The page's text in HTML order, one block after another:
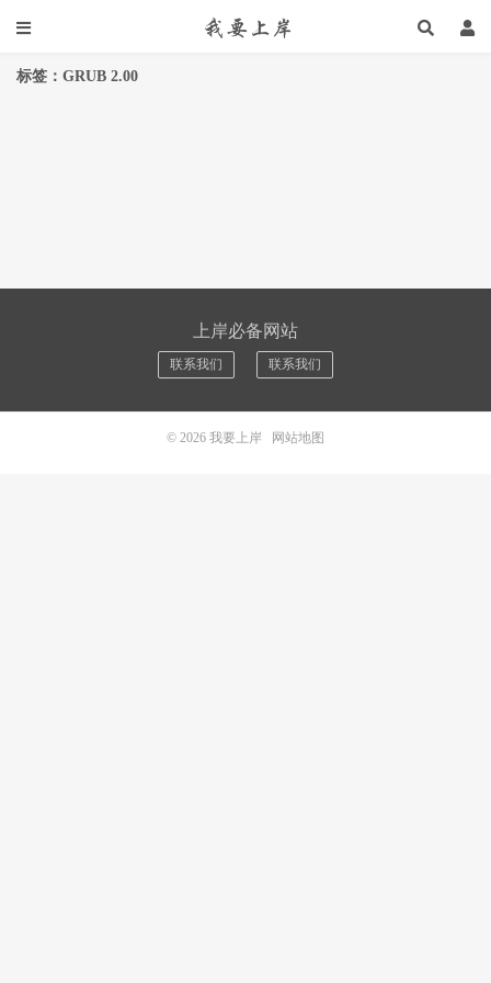
标签：GRUB 2.00
上岸必备网站
联系我们 联系我们
© 2026 我要上岸 网站地图